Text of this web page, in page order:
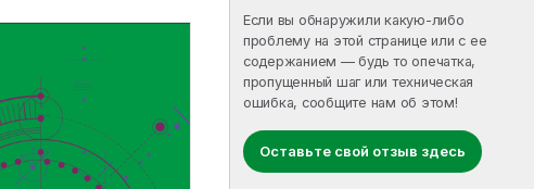
Если вы обнаружили какую-либо
проблему на этой странице или с ее
содержанием — будь то опечатка,
пропущенный шаг или техническая
ошибка, сообщите нам об этом!
Оставьте свой отзыв здесь